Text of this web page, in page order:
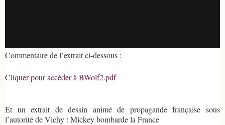
Commentaire de l’extrait ci-dessous :
Cliquer pour accéder à BWolf2.pdf
Et un extrait de dessin animé de propagande française sous
l’autorité de Vichy : Mickey bombarde la France